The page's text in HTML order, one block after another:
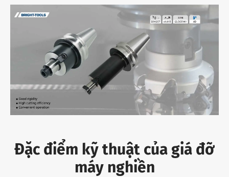
Đặc điểm kỹ thuật của giá đỡ
máy nghiền